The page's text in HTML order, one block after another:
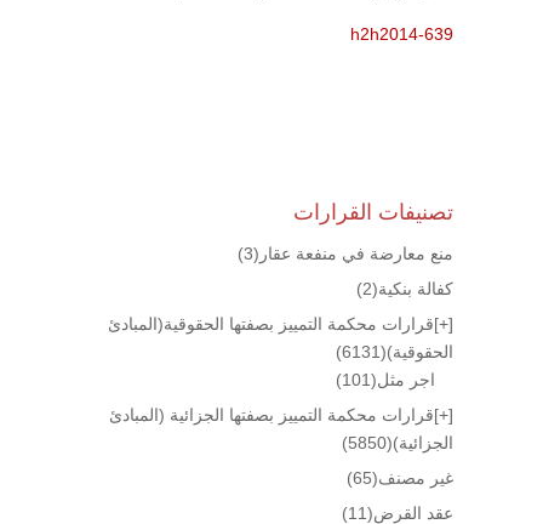
h2h2014-639
تصنيفات القرارات
منع معارضة في منفعة عقار (3)
كفالة بنكية(2)
[+]قرارات محكمة التمييز بصفتها الحقوقية(المبادئ
الحقوقية)(6131)
اجر مثل(101)
[+]قرارات محكمة التمييز بصفتها الجزائية (المبادئ
الجزائية)(5850)
غير مصنف(65)
عقد القرض(11)